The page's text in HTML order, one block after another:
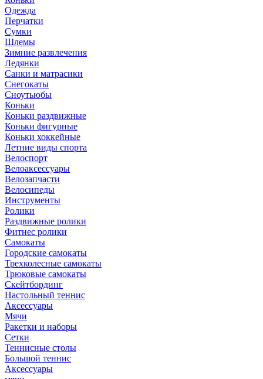
Одежда
Перчатки
Сумки
Шлемы
Зимние развлечения
Ледянки
Санки и матрасики
Снегокаты
Сноутьюбы
Коньки
Коньки раздвижные
Коньки фигурные
Коньки хоккейные
Летние виды спорта
Велоспорт
Велоаксессуары
Велозапчасти
Велосипеды
Инструменты
Ролики
Раздвижные ролики
Фитнес ролики
Самокаты
Городские самокаты
Трехколесные самокаты
Трюковые самокаты
Скейтбординг
Настольный теннис
Аксессуары
Мячи
Ракетки и наборы
Сетки
Теннисные столы
Большой теннис
Аксессуары